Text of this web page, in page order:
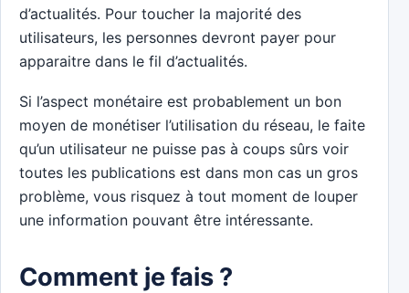
d’actualités. Pour toucher la majorité des
utilisateurs, les personnes devront payer pour
apparaitre dans le fil d’actualités.
Si l’aspect monétaire est probablement un bon
moyen de monétiser l’utilisation du réseau, le faite
qu’un utilisateur ne puisse pas à coups sûrs voir
toutes les publications est dans mon cas un gros
problème, vous risquez à tout moment de louper
une information pouvant être intéressante.
Comment je fais ?